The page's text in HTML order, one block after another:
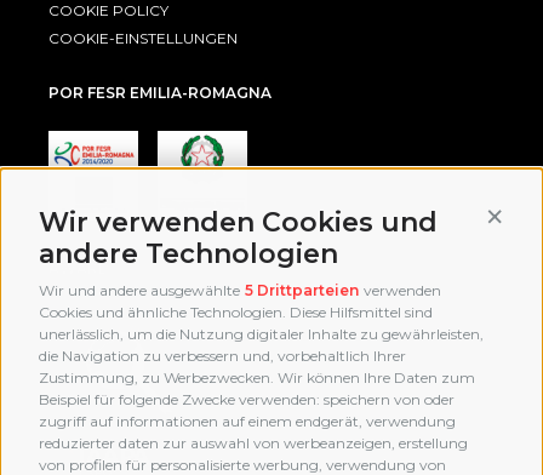
Wir verwenden Cookies und
andere Technologien
Wir und andere ausgewählte 5 Drittparteien verwenden
Cookies und ähnliche Technologien. Diese Hilfsmittel sind
unerlässlich, um die Nutzung digitaler Inhalte zu gewährleisten,
die Navigation zu verbessern und, vorbehaltlich Ihrer
Zustimmung, zu Werbezwecken. Wir können Ihre Daten zum
Beispiel für folgende Zwecke verwenden: speichern von oder
zugriff auf informationen auf einem endgerät, verwendung
reduzierter daten zur auswahl von werbeanzeigen, erstellung
von profilen für personalisierte werbung, verwendung von
COOKIE POLICY
COOKIE-EINSTELLUNGEN
POR FESR EMILIA-ROMAGNA
AWARD